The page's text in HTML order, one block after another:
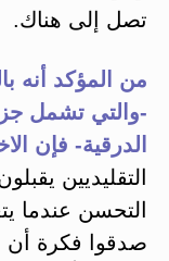
تصل إلى هناك.
من المؤكد أنه
-والتي تشمل
الدرقية- فإن
التقليديين
التحسن عندما
صدقوا فكرة أن